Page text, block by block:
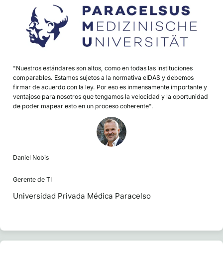
"Nuestros estándares son altos, como en todas las instituciones
comparables. Estamos sujetos a la normativa eIDAS y debemos
firmar de acuerdo con la ley. Por eso es inmensamente importante y
ventajoso para nosotros que tengamos la velocidad y la oportunidad
de poder mapear esto en un proceso coherente".
Daniel Nobis
Gerente de TI
Universidad Privada Médica Paracelso